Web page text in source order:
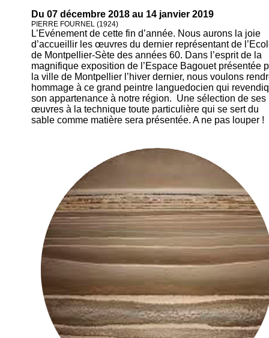
Du 07 décembre 2018 au 14 janvier 2019
PIERRE FOURNEL (1924)
L’Evénement de cette fin d’année. Nous aurons la joie
d’accueillir les œuvres du dernier représentant de
de Montpellier-Sète des années 60. Dans l’esprit de la
magnifique exposition de l’Espace Bagouet présentée
la ville de Montpellier l’hiver dernier, nous voulons
hommage à ce grand peintre languedocien qui
son appartenance à notre région. Une sélection de ses
œuvres à la technique toute particulière qui se sert du
sable comme matière sera présentée. A ne pas louper !